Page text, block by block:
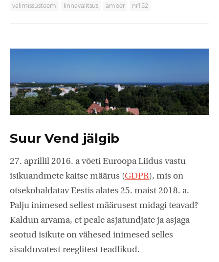
valimissüsteem linnavalitsus ämber nr152
Suur Vend jälgib
27. aprillil 2016. a võeti Euroopa Liidus vastu
isikuandmete kaitse määrus (GDPR), mis on
otsekohaldatav Eestis alates 25. maist 2018. a.
Palju inimesed sellest määrusest midagi teavad?
Kaldun arvama, et peale asjatundjate ja asjaga
seotud isikute on vähesed inimesed selles
sisalduvatest reeglitest teadlikud.